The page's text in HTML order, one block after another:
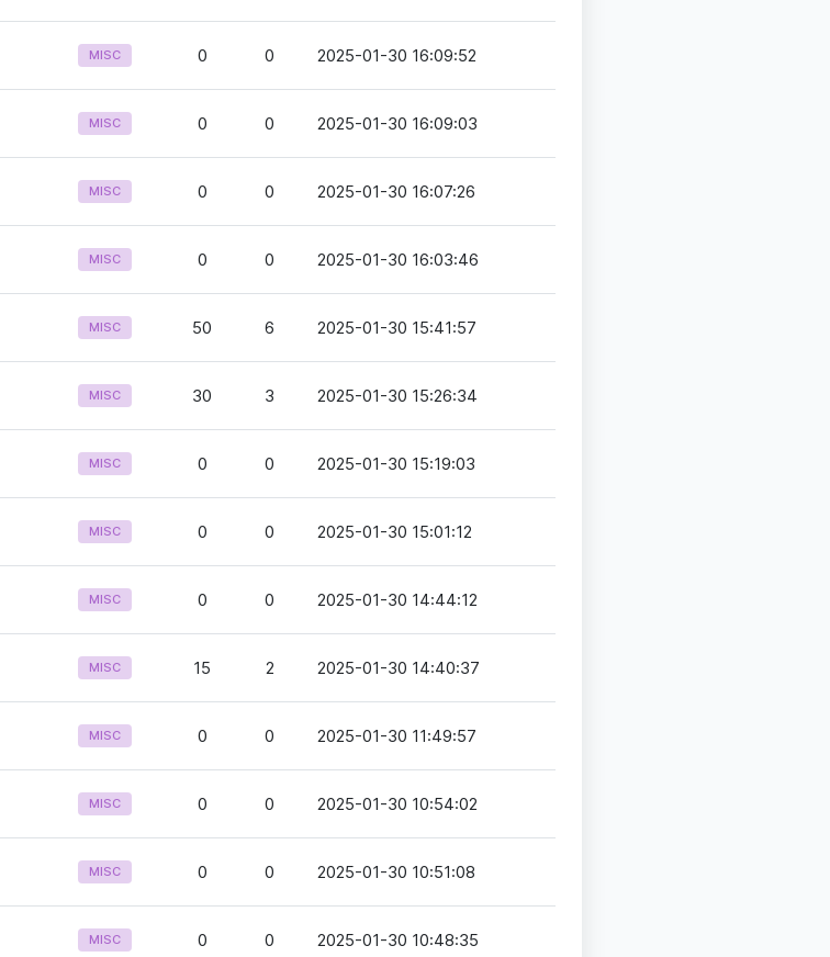
MISC 0 0 2025-01-30 16:09:52
MISC 0 0 2025-01-30 16:09:03
MISC 0 0 2025-01-30 16:07:26
MISC 0 0 2025-01-30 16:03:46
MISC 50 6 2025-01-30 15:41:57
MISC 30 3 2025-01-30 15:26:34
MISC 0 0 2025-01-30 15:19:03
MISC 0 0 2025-01-30 15:01:12
MISC 0 0 2025-01-30 14:44:12
MISC 15 2 2025-01-30 14:40:37
MISC 0 0 2025-01-30 11:49:57
MISC 0 0 2025-01-30 10:54:02
MISC 0 0 2025-01-30 10:51:08
MISC 0 0 2025-01-30 10:48:35